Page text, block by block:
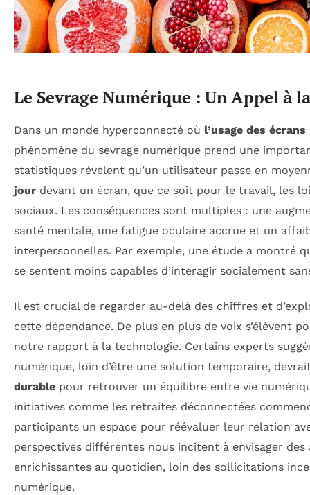
Le Sevrage Numérique : Un Appel à
Dans un monde hyperconnecté où l’usage des écrans
phénomène du sevrage numérique prend une
statistiques révèlent qu’un utilisateur passe en
jour devant un écran, que ce soit pour le travail, les
sociaux. Les conséquences sont multiples : une
santé mentale, une fatigue oculaire accrue et un
interpersonnelles. Par exemple, une étude a montré
se sentent moins capables d’interagir socialement
Il est crucial de regarder au-delà des chiffres et
cette dépendance. De plus en plus de voix s’élèvent
notre rapport à la technologie. Certains experts
numérique, loin d’être une solution temporaire,
durable pour retrouver un équilibre entre vie
initiatives comme les retraites déconnectées
participants un espace pour réévaluer leur relation
perspectives différentes nous incitent à envisager
enrichissantes au quotidien, loin des sollicitations
numérique.